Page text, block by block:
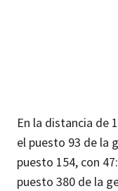
En la distancia de
el puesto 93 de la
puesto 154, con
puesto 380 de la